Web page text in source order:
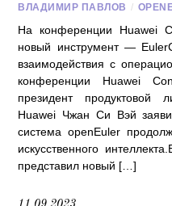
ВЛАДИМИР ПАВЛОВ /
На конференции Huawei
новый инструмент —
взаимодействия с
конференции Huawei
президент продуктовой
Huawei Чжан Си Вэй
система openEuler
искусственного
представил новый […]